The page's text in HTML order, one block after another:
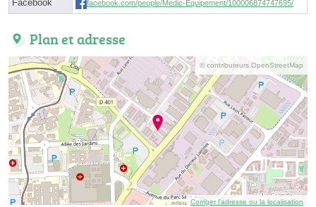
Facebook facebook.com/people/Medic-Equipement/100006874747695/
Plan et adresse
© contributeurs OpenStreetMap
Corriger l’adresse ou la localisation